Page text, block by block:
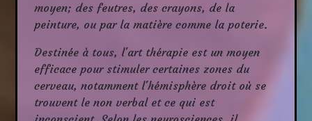
moyen; des feutres, des crayons, de la
peinture, ou par la matière comme la poterie.
Destinée à tous, l'art thérapie est un moyen
efficace pour stimuler certaines zones du
cerveau, notamment l'hémisphère droit où se
trouvent le non verbal et ce qui est